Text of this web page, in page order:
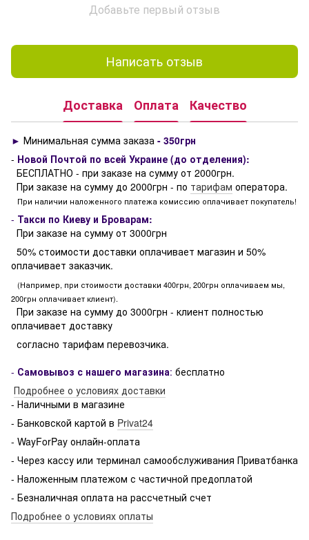
Добавьте первый отзыв
Написать отзыв
Доставка Оплата Качество
► Минимальная сумма заказа - 350грн
- Новой Почтой по всей Украине (до отделения):
БЕСПЛАТНО - при заказе на сумму от 2000грн.
При заказе на сумму до 2000грн - по тарифам оператора.
При наличии наложенного платежа комиссию оплачивает покупатель!
- Такси по Киеву и Броварам:
При заказе на сумму от 3000грн
50% стоимости доставки оплачивает магазин и 50%
оплачивает заказчик.
(Например, при стоимости доставки 400грн, 200грн оплачиваем мы,
200грн оплачивает клиент).
При заказе на сумму до 3000грн - клиент полностью
оплачивает доставку
согласно тарифам перевозчика.
- Самовывоз с нашего магазина: бесплатно
Подробнее о условиях доставки
- Наличными в магазине
- Банковской картой в Privat24
- WayForPay онлайн-оплата
- Через кассу или терминал самообслуживания Приватбанка
- Наложенным платежом с частичной предоплатой
- Безналичная оплата на рассчетный счет
Подробнее о условиях оплаты